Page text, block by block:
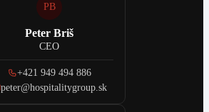
PB
Peter Briš
CEO
+421 949 494 886
peter@hospitalitygroup.sk